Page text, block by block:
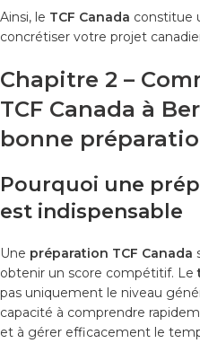
Ainsi, le TCF Canada constitue
concrétiser votre projet
Chapitre 2 –
TCF Canada à
bonne
Pourquoi une
est indispensable
Une préparation TCF Canada
obtenir un score compétitif. Le
pas uniquement le niveau
capacité à comprendre
et à gérer efficacement le